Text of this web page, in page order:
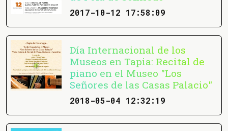
2017-10-12 17:58:09
Día Internacional de los
Museos en Tapia: Recital de
piano en el Museo "Los
Señores de las Casas Palacio"
2018-05-04 12:32:19